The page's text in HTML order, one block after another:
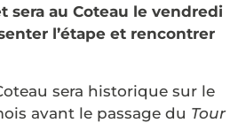
sera au Coteau le vendredi
l’étape et rencontrer
sera historique sur le
avant le passage du Tour